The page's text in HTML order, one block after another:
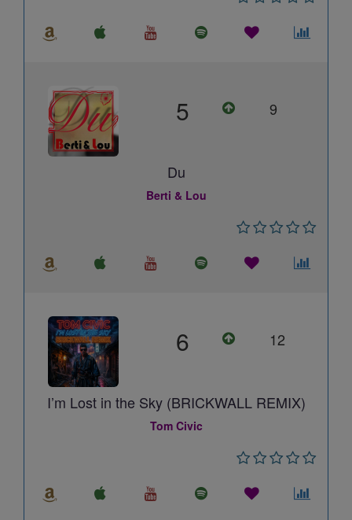
5 9
Du
Berti & Lou
6 12
I’m Lost in the Sky (BRICKWALL REMIX)
Tom Civic